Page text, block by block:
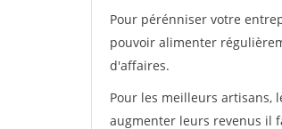
Pour pérénniser votre
pouvoir alimenter
d'affaires.
Pour les meilleurs artisans,
augmenter leurs revenus il